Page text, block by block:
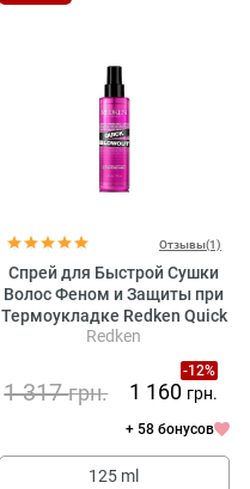
Отзывы(1)
Спрей для Быстрой Сушки
Волос Феном и Защиты при
Термоукладке Redken Quick
Blowout
Redken
-12%
1 317грн. 1 160 грн.
+ 58 бонусов
125 ml